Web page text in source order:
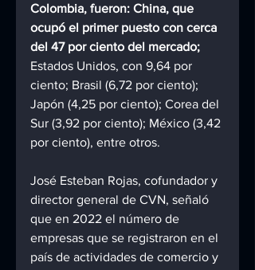
Colombia, fueron: China, que
ocupó el primer puesto con cerca
del 47 por ciento del mercado;
Estados Unidos, con 9,64 por
ciento; Brasil (6,72 por ciento);
Japón (4,25 por ciento); Corea del
Sur (3,92 por ciento); México (3,42
por ciento), entre otros.
José Esteban Rojas, cofundador y
director general de CVN, señaló
que en 2022 el número de
empresas que se registraron en el
país de actividades de comercio y